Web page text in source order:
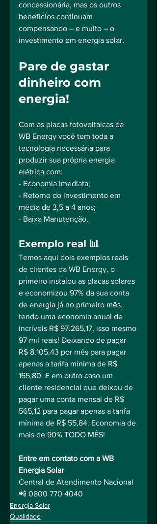
concessionária, mas os outros
benefícios continuam
compensando – e muito – o
investimento em energia solar.
Pare de gastar
dinheiro com
energia!
Com as placas fotovoltaicas da
WB Energy você tem toda a
tecnologia necessária para
produzir sua própria energia
elétrica com:⠀
- Economia Imediata;⠀
- Retorno do investimento em
média de 3,5 a 4 anos;⠀
- Baixa Manutenção.⠀
Exemplo real 📊⠀
Temos aqui dois exemplos reais
de clientes da WB Energy, o
primeiro instalou as placas solares
e economizou 97% da sua conta
de energia já no primeiro mês,
tendo uma economia anual de
incríveis R$ 97.265,17, isso mesmo
97 mil reais! Deixando de pagar
R$ 8.105,43 por mês para pagar
apenas a tarifa mínima de R$
165,80. E em outro caso um
cliente residencial que deixou de
pagar uma conta mensal de R$
565,12 para pagar apenas a tarifa
mínima de R$ 55,84. Economia de
mais de 90% TODO MÊS!
Entre em contato com a WB
Energia Solar
Central de Atendimento Nacional
📲 0800 770 4040
Energia Solar
Qualidade